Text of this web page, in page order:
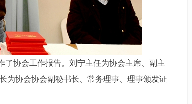
了协会工作报告。刘宁主任为协会主席、副主
为协会协会副秘书长、常务理事、理事颁发证